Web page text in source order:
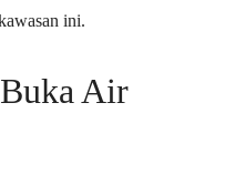
ini.
Air